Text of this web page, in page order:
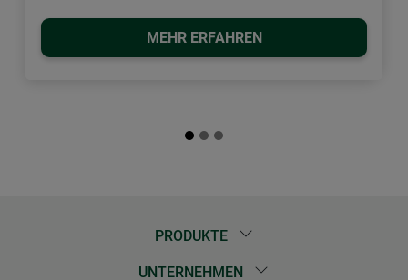
MEHR ERFAHREN
PRODUKTE
UNTERNEHMEN